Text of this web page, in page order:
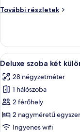
kétszemélyes
külön
ággyal
További részletek
Superior
két
külön
ággyal
részletei
A
következő
szoba
összes
képének
megtekintése:
Deluxe
1
Deluxe szoba két
28 négyzetméter
1 hálószoba
2 férőhely
2 nagyméretű
Ingyenes wifi